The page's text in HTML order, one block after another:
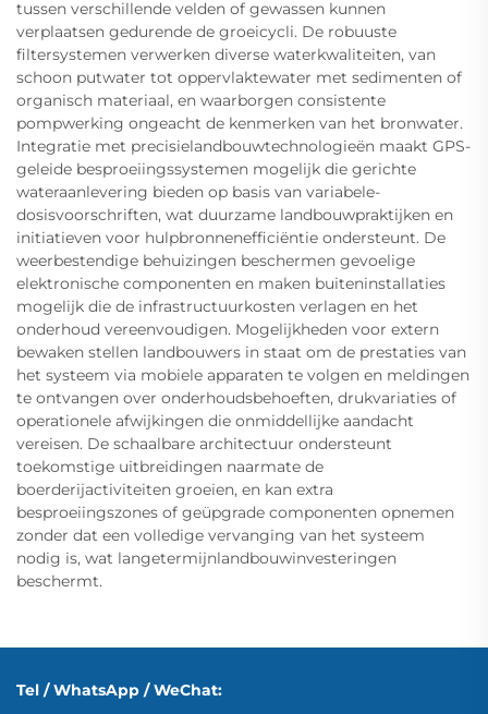
tussen verschillende velden of gewassen kunnen
verplaatsen gedurende de groeicycli. De robuuste
filtersystemen verwerken diverse waterkwaliteiten, van
schoon putwater tot oppervlaktewater met sedimenten of
organisch materiaal, en waarborgen consistente
pompwerking ongeacht de kenmerken van het bronwater.
Integratie met precisielandbouwtechnologieën maakt GPS-
geleide besproeiingssystemen mogelijk die gerichte
wateraanlevering bieden op basis van variabele-
dosisvoorschriften, wat duurzame landbouwpraktijken en
initiatieven voor hulpbronnenefficiëntie ondersteunt. De
weerbestendige behuizingen beschermen gevoelige
elektronische componenten en maken buiteninstallaties
mogelijk die de infrastructuurkosten verlagen en het
onderhoud vereenvoudigen. Mogelijkheden voor extern
bewaken stellen landbouwers in staat om de prestaties van
het systeem via mobiele apparaten te volgen en meldingen
te ontvangen over onderhoudsbehoeften, drukvariaties of
operationele afwijkingen die onmiddellijke aandacht
vereisen. De schaalbare architectuur ondersteunt
toekomstige uitbreidingen naarmate de
boerderijactiviteiten groeien, en kan extra
besproeiingszones of geüpgrade componenten opnemen
zonder dat een volledige vervanging van het systeem
nodig is, wat langetermijnlandbouwinvesteringen
beschermt.
Tel / WhatsApp / WeChat: